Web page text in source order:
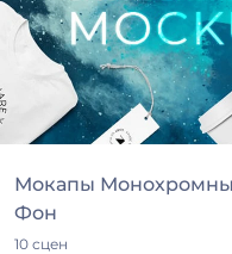
Мокапы
Фон
10 сцен